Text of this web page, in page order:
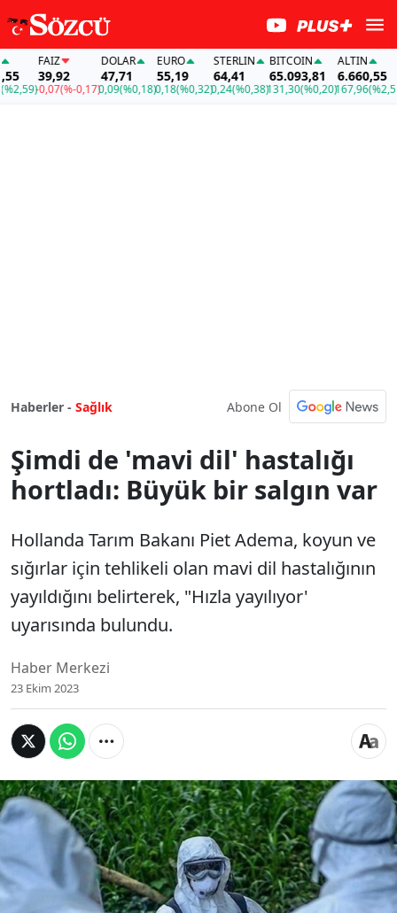
FAİZ
39,92
-0,07(%-0,17)
DOLAR
47,71
0,09(%0,18)
EURO
55,19
0,18(%0,32)
STERLIN
64,41
0,24(%0,38)
BITCOIN
65.093,81
131,30(%0,20)
ALTIN
6.660,55
167,96(%2,59)
Haberler - Sağlık Abone Ol
Şimdi de 'mavi dil' hastalığı
hortladı: Büyük bir salgın var
Hollanda Tarım Bakanı Piet Adema, koyun ve
sığırlar için tehlikeli olan mavi dil hastalığının
yayıldığını belirterek, "Hızla yayılıyor'
uyarısında bulundu.
Haber Merkezi
23 Ekim 2023
Hollanda Tarım Bakanı Piet Adema, koyun
ve sığırlar için tehlikeli olan mavi dil
hastalığının yayıldığını belirterek, "Hızla